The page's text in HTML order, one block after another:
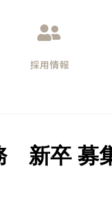
採用情報
新卒 募